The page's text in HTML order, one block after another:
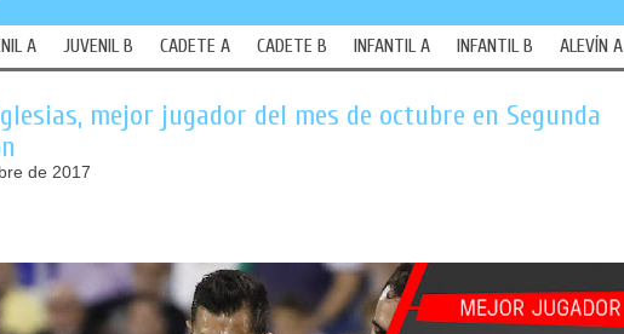
A JUVENIL B CADETE A CADETE B INFANTIL A INFANTIL B ALEVÍN A
mejor jugador del mes de octubre en Segunda
de 2017